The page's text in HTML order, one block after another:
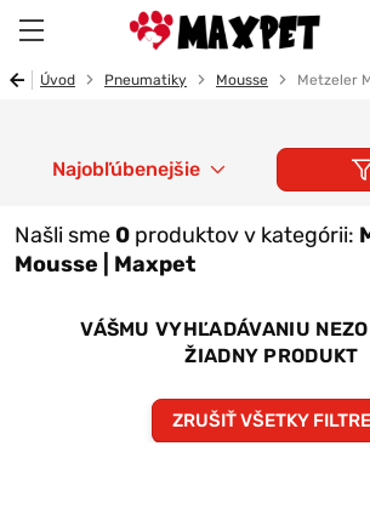
Úvod Pneumatiky Mousse Metzeler
Našli sme 0 produktov v kategórii:
Mousse | Maxpet
Najobľúbenejšie
VÁŠMU VYHĽADÁVANIU
ŽIADNY PRODUKT
ZRUŠIŤ VŠETKY FILTRE